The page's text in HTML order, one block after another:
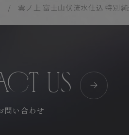
雲ノ上 富士山伏流水仕込 特別
US
問い合わせ